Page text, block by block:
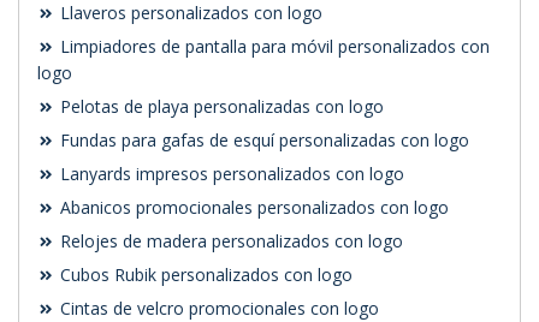
Llaveros personalizados con logo
Limpiadores de pantalla para móvil personalizados con
logo
Pelotas de playa personalizadas con logo
Fundas para gafas de esquí personalizadas con logo
Lanyards impresos personalizados con logo
Abanicos promocionales personalizados con logo
Relojes de madera personalizados con logo
Cubos Rubik personalizados con logo
Cintas de velcro promocionales con logo